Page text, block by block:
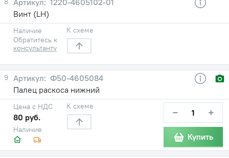
Винт (LH)
Наличие
Обратитесь к
консультанту
К схеме
9
Ф50-4605084
Палец раскоса нижний
Наличие
Цена с НДС
80 руб.
К схеме − +
Купить